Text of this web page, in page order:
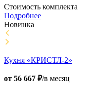
Стоимость комплекта
Подробнее
Новинка
Кухня «КРИСТЛ-2»
от 56 667 ₽/в месяц